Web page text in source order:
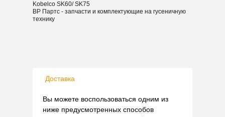
Kobelco SK60/ SK75
ВР Партс - запчасти и комплектующие на гусеничную
технику
Доставка
Вы можете воспользоваться одним из
ниже предусмотренных способов